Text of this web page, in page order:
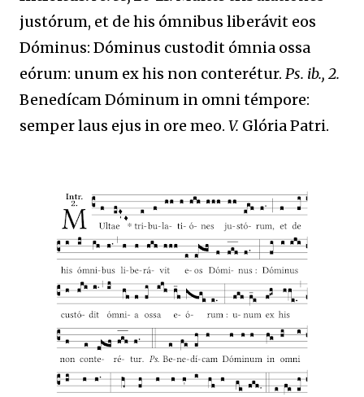
justórum, et de his ómnibus liberávit eos
Dóminus: Dóminus custodit ómnia ossa
eórum: unum ex his non conterétur. Ps. ib., 2.
Benedícam Dóminum in omni témpore:
semper laus ejus in ore meo. V. Glória Patri.